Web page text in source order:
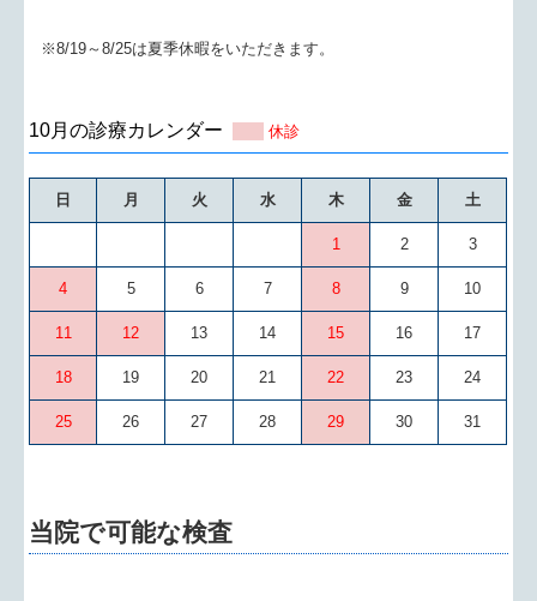
※8/19～8/25は夏季休暇をいただきます。
10月の診療カレンダー 休診
日 月 火 水 木 金 土
1 2 3
4 5 6 7 8 9 10
11 12 13 14 15 16 17
18 19 20 21 22 23 24
25 26 27 28 29 30 31
当院で可能な検査